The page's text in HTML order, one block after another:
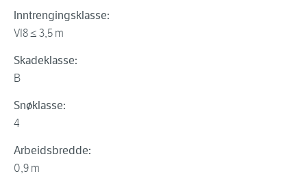
Inntrengingsklasse:
VI8 ≤ 3,5 m
Skadeklasse:
B
Snøklasse:
4
Arbeidsbredde:
0,9 m